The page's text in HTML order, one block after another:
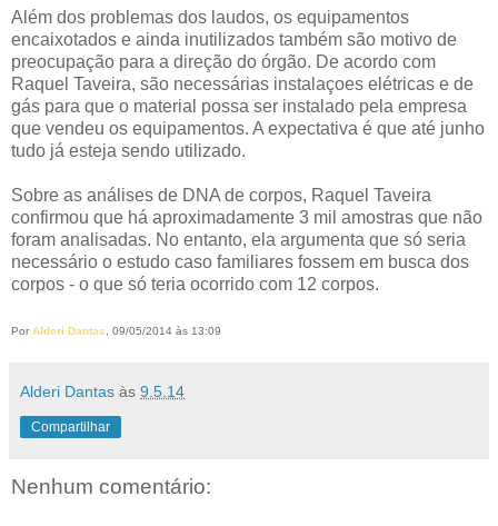
Além dos problemas dos laudos, os equipamentos
encaixotados e ainda inutilizados também são motivo de
preocupação para a direção do órgão. De acordo com
Raquel Taveira, são necessárias instalaçoes elétricas e de
gás para que o material possa ser instalado pela empresa
que vendeu os equipamentos. A expectativa é que até junho
tudo já esteja sendo utilizado.
Sobre as análises de DNA de corpos, Raquel Taveira
confirmou que há aproximadamente 3 mil amostras que não
foram analisadas. No entanto, ela argumenta que só seria
necessário o estudo caso familiares fossem em busca dos
corpos - o que só teria ocorrido com 12 corpos.
Por Alderi Dantas, 09/05/2014 às 13:09
Alderi Dantas às 9.5.14
Compartilhar
Nenhum comentário: